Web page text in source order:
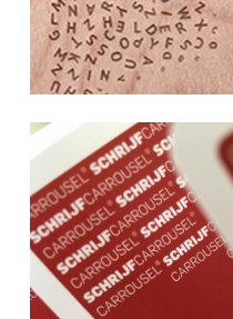
Meer dan 3000
feedback
congres van